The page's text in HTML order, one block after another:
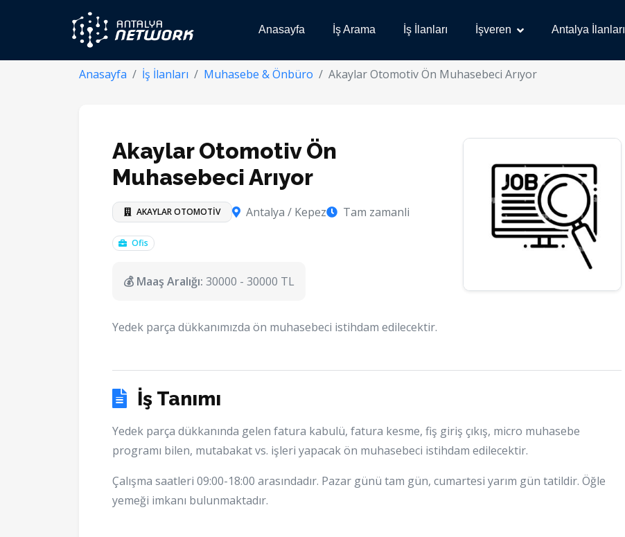
Anasayfa İş Arama İş İlanları İşveren Antalya İlanları
Anasayfa İş İlanları Muhasebe & Önbüro Akaylar Otomotiv Ön Muhasebeci Arıyor
Akaylar Otomotiv Ön
Muhasebeci Arıyor
AKAYLAR OTOMOTİV Antalya / Kepez Tam zamanli
Ofis
💰 Maaş Aralığı: 30000 - 30000 TL
Yedek parça dükkanımızda ön muhasebeci istihdam edilecektir.
İş Tanımı
Yedek parça dükkanında gelen fatura kabulü, fatura kesme, fiş giriş çıkış, micro muhasebe
programı bilen, mutabakat vs. işleri yapacak ön muhasebeci istihdam edilecektir.
Çalışma saatleri 09:00-18:00 arasındadır. Pazar günü tam gün, cumartesi yarım gün tatildir. Öğle
yemeği imkanı bulunmaktadır.